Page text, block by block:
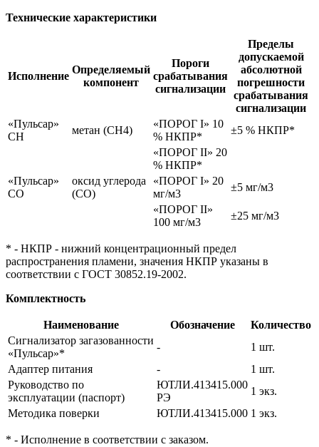
Технические характеристики
Исполнение
Определяемый
компонент
Пороги
срабатывания
сигнализации
Пределы
допускаемой
абсолютной
погрешности
срабатывания
сигнализации
«Пульсар»
СН
метан (CH4)
«ПОРОГ I» 10
% НКПР*
±5 % НКПР*
«ПОРОГ II» 20
% НКПР*
«Пульсар»
СО
оксид углерода
(CO)
«ПОРОГ I» 20
мг/м3
±5 мг/м3
«ПОРОГ II»
100 мг/м3
±25 мг/м3
* - НКПР - нижний концентрационный предел
распространения пламени, значения НКПР указаны в
соответствии с ГОСТ 30852.19-2002.
Комплектность
Наименование Обозначение
Количество
Сигнализатор загазованности
«Пульсар»*
-
1 шт.
Адаптер питания
-
1 шт.
Руководство по
эксплуатации (паспорт)
ЮТЛИ.413415.000
РЭ
1 экз.
Методика поверки
ЮТЛИ.413415.000 1 экз.
* - Исполнение в соответствии с заказом.